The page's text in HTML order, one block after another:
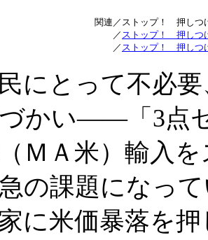
関連／ストップ！ 押しつ
／ ストップ！ 押しつ
／ ストップ！ 押しつ
にとって不必要
かい――「3点
ＭＡ米）輸入
の課題になっ
に米価暴落を押